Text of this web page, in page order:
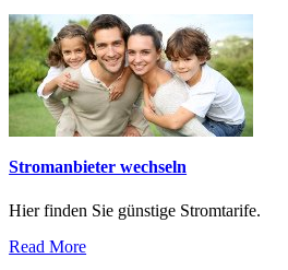
Stromanbieter wechseln
Hier finden Sie günstige Stromtarife.
Read More